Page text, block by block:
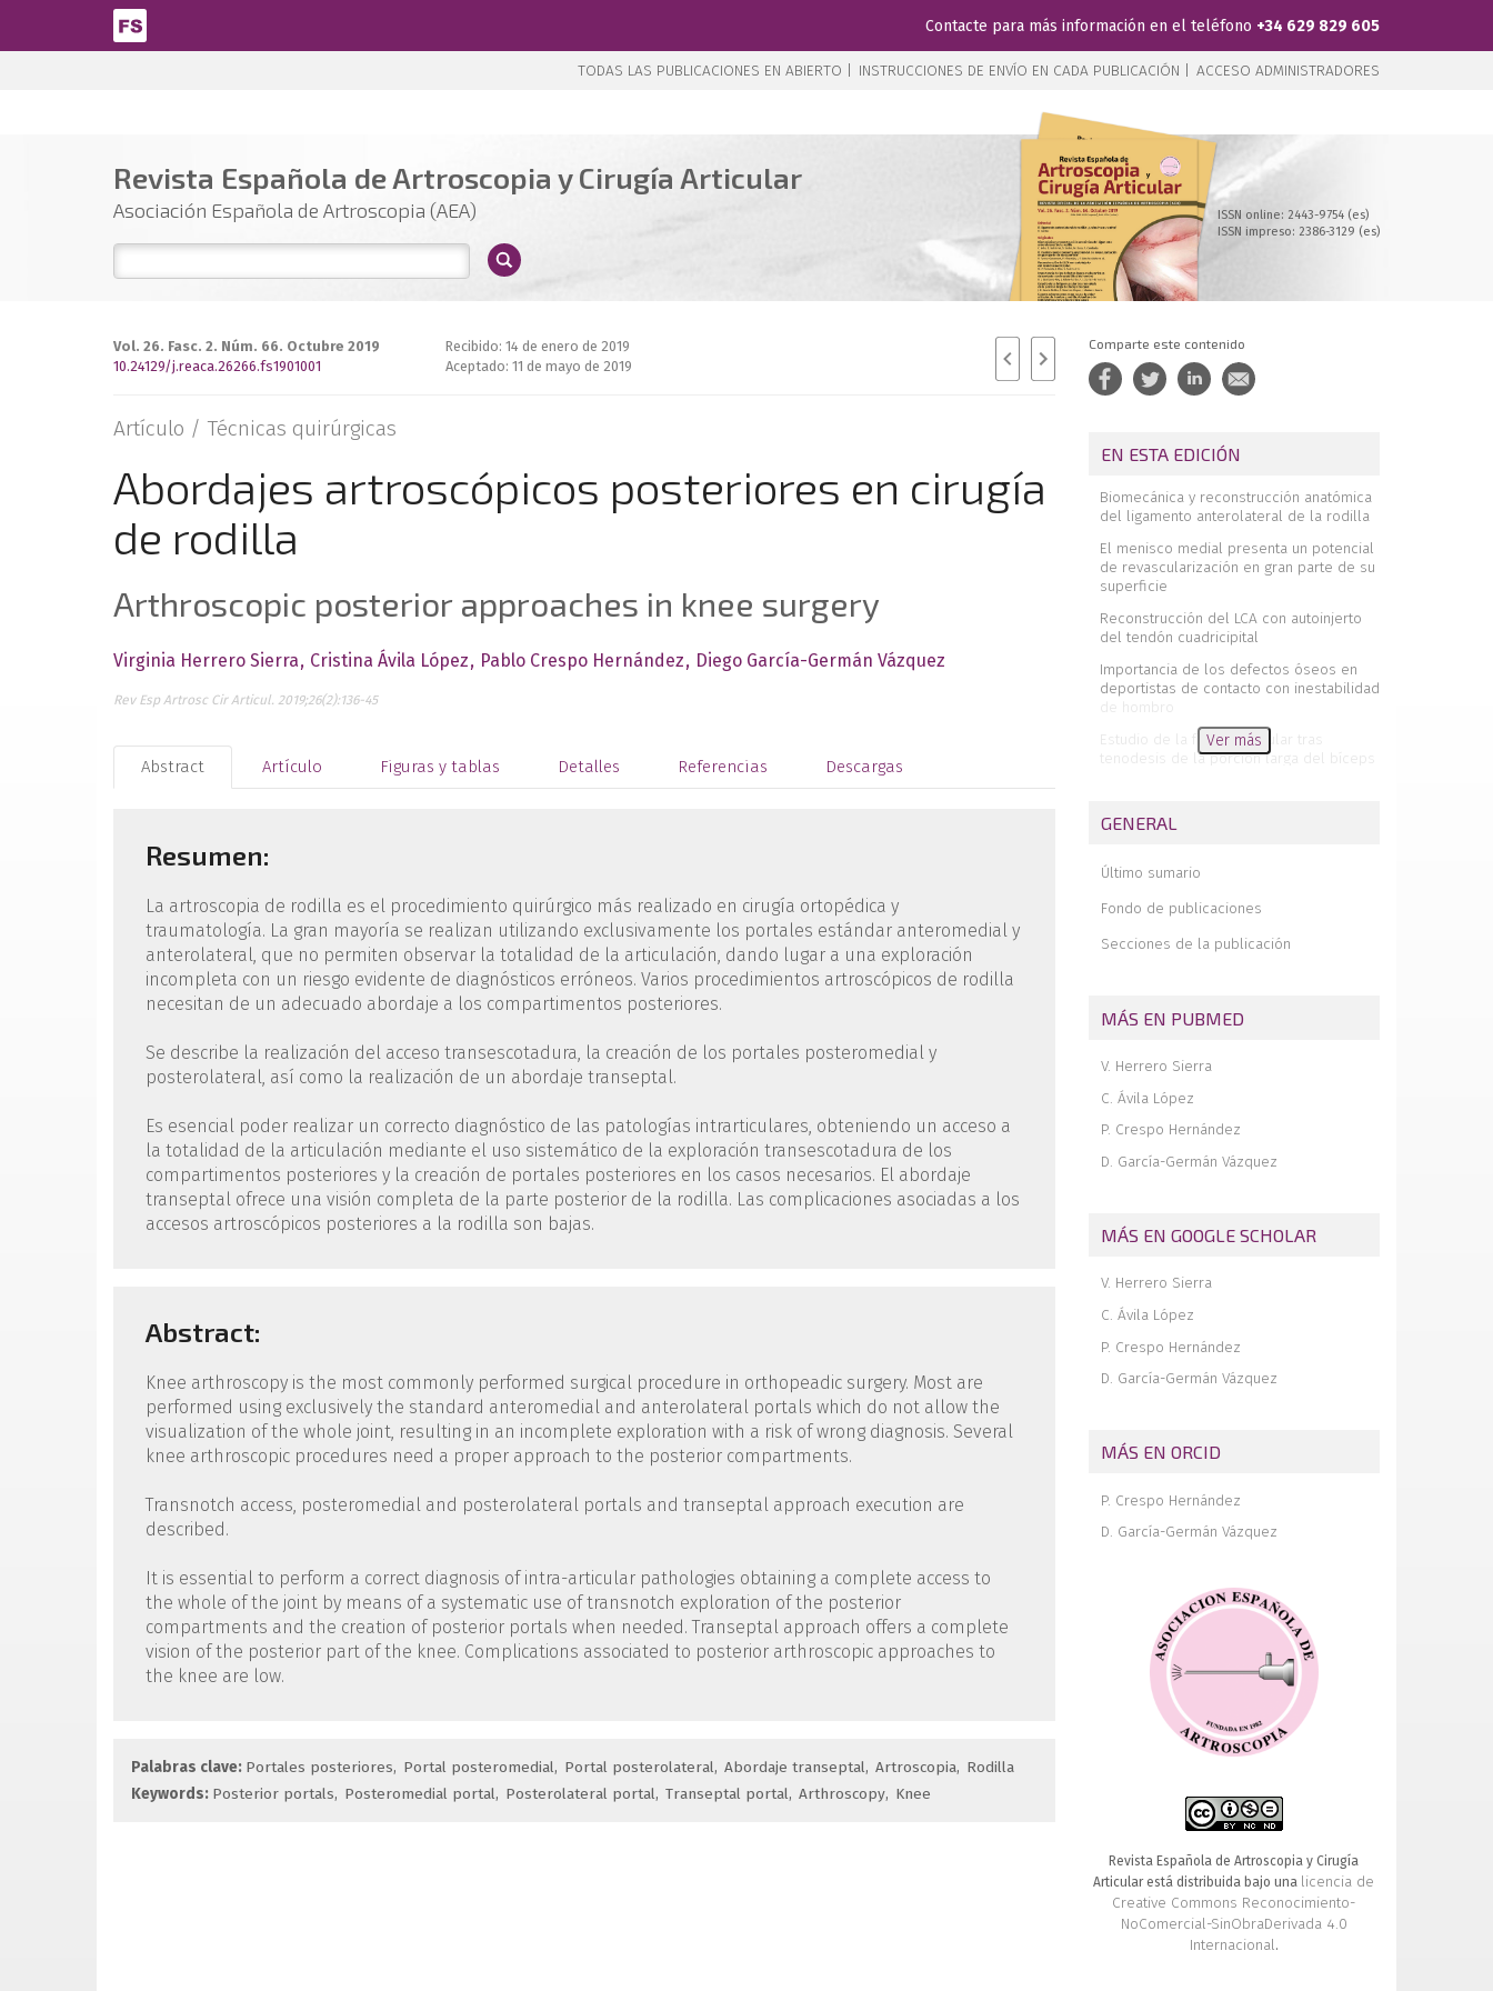
Pasar al contenido principal
Contacte para más información en el teléfono +34 629 829 605
TODAS LAS PUBLICACIONES EN ABIERTO | INSTRUCCIONES DE ENVÍO EN CADA PUBLICACIÓN | ACCESO ADMINISTRADORES
Revista Española de Artroscopia y Cirugía Articular
Asociación Española de Artroscopia (AEA)
ISSN online: 2443-9754 (es)
ISSN impreso: 2386-3129 (es)
Vol. 26. Fasc. 2. Núm. 66. Octubre 2019
10.24129/j.reaca.26266.fs1901001
Recibido: 14 de enero de 2019
Aceptado: 11 de mayo de 2019
Artículo / Técnicas quirúrgicas
Abordajes artroscópicos posteriores en cirugía
de rodilla
Arthroscopic posterior approaches in knee surgery
Virginia Herrero Sierra Cristina Ávila López Pablo Crespo Hernández Diego García-Germán Vázquez
Rev Esp Artrosc Cir Articul. 2019;26(2):136-45
Abstract Artículo Figuras y tablas Detalles Referencias Descargas
Resumen:
La artroscopia de rodilla es el procedimiento quirúrgico más realizado en cirugía ortopédica y
traumatología. La gran mayoría se realizan utilizando exclusivamente los portales estándar anteromedial y
anterolateral, que no permiten observar la totalidad de la articulación, dando lugar a una exploración
incompleta con un riesgo evidente de diagnósticos erróneos. Varios procedimientos artroscópicos de rodilla
necesitan de un adecuado abordaje a los compartimentos posteriores.
Se describe la realización del acceso transescotadura, la creación de los portales posteromedial y
posterolateral, así como la realización de un abordaje transeptal.
Es esencial poder realizar un correcto diagnóstico de las patologías intrarticulares, obteniendo un acceso a
la totalidad de la articulación mediante el uso sistemático de la exploración transescotadura de los
compartimentos posteriores y la creación de portales posteriores en los casos necesarios. El abordaje
transeptal ofrece una visión completa de la parte posterior de la rodilla. Las complicaciones asociadas a los
accesos artroscópicos posteriores a la rodilla son bajas.
Abstract:
Knee arthroscopy is the most commonly performed surgical procedure in orthopeadic surgery. Most are
performed using exclusively the standard anteromedial and anterolateral portals which do not allow the
visualization of the whole joint, resulting in an incomplete exploration with a risk of wrong diagnosis. Several
knee arthroscopic procedures need a proper approach to the posterior compartments.
Transnotch access, posteromedial and posterolateral portals and transeptal approach execution are
described.
It is essential to perform a correct diagnosis of intra-articular pathologies obtaining a complete access to
the whole of the joint by means of a systematic use of transnotch exploration of the posterior
compartments and the creation of posterior portals when needed. Transeptal approach offers a complete
vision of the posterior part of the knee. Complications associated to posterior arthroscopic approaches to
the knee are low.
Palabras clave: Portales posteriores Portal posteromedial Portal posterolateral Abordaje transeptal Artroscopia Rodilla
Keywords: Posterior portals Posteromedial portal Posterolateral portal Transeptal portal Arthroscopy Knee
Comparte este contenido
EN ESTA EDICIÓN
Biomecánica y reconstrucción anatómica
del ligamento anterolateral de la rodilla
El menisco medial presenta un potencial
de revascularización en gran parte de su
superficie
Reconstrucción del LCA con autoinjerto
del tendón cuadricipital
Importancia de los defectos óseos en
deportistas de contacto con inestabilidad
Estudio de la fatiga muscular tras
tenodesis de la porción larga del bíceps
dolor articular de hombro y rodilla.
cinco casos
Abordajes artroscópicos posteriores
en cirugía de rodilla
Inserción bífida de la porción larga del
cómo tratar el defecto óseo
remplissage
Tendón poplíteo en el hiato poplíteo
Reconocimiento a los revisores 2019
El ligamento anterolateral de rodilla: ¿un
Ver más
GENERAL
Último sumario
Fondo de publicaciones
Secciones de la publicación
MÁS EN PUBMED
V. Herrero Sierra
C. Ávila López
P. Crespo Hernández
D. García-Germán Vázquez
MÁS EN GOOGLE SCHOLAR
V. Herrero Sierra
C. Ávila López
P. Crespo Hernández
D. García-Germán Vázquez
MÁS EN ORCID
P. Crespo Hernández
D. García-Germán Vázquez
Revista Española de Artroscopia y Cirugía
Articular está distribuida bajo una licencia de
Creative Commons Reconocimiento-
NoComercial-SinObraDerivada 4.0
Internacional.